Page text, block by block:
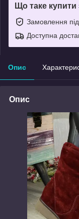
Що таке
Замовлення
Доступна
Опис
Опис